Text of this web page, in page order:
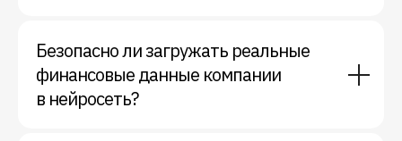
Безопасно ли загружать реальные
финансовые данные компании
в нейросеть?